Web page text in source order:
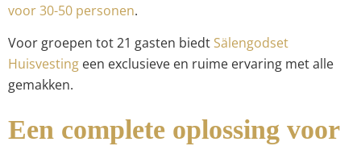
voor 30-50 personen.
Voor groepen tot 21 gasten biedt Sälengodset
Huisvesting een exclusieve en ruime ervaring met alle
gemakken.
Een complete oplossing voor